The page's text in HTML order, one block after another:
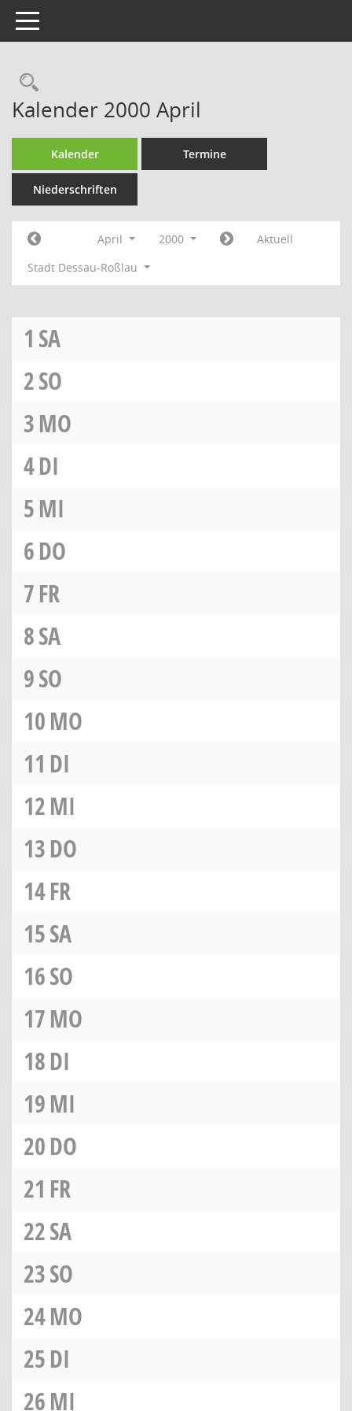
Toggle navigation
Rechercheauswahl
Kalender 2000 April
Kalender Termine
Niederschriften
April 2000
Aktuell
Stadt Dessau-Roßlau
1 SA
2SO
3MO
4DI
5MI
6DO
7FR
8SA
9SO
10MO
11 DI
12MI
13DO
14FR
15SA
16SO
17MO
18DI
19MI
20DO
21 FR
22SA
23SO
24MO
25DI
26MI